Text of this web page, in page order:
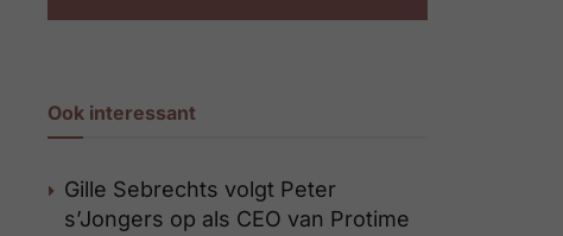
Ook interessant
Gille Sebrechts volgt Peter
s’Jongers op als CEO van Protime